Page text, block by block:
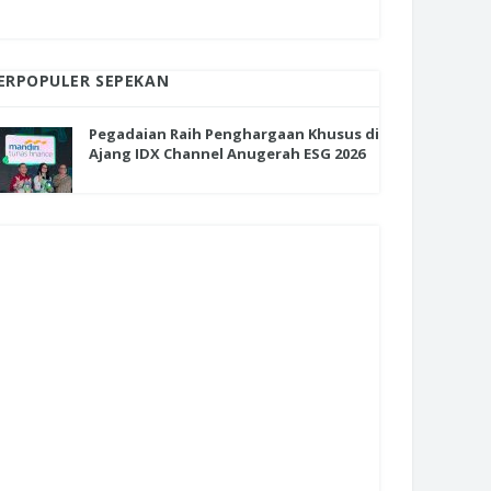
SEPEKAN
Pegadaian Raih Penghargaan Khusus di
Ajang IDX Channel Anugerah ESG 2026